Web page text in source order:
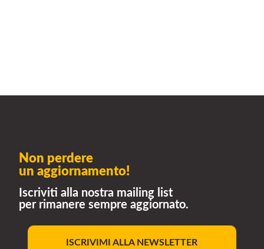
Non perdere
un aggiornamento!
Iscriviti alla nostra mailing list
per rimanere sempre aggiornato.
ISCRIVIMI ALLA NEWSLETTER